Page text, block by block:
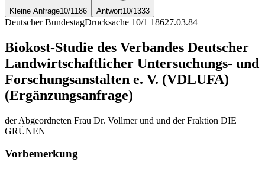
Kleine Anfrage10/1186 Antwort10/1333
Deutscher BundestagDrucksache 10/1 18627.03.84
Biokost-Studie des Verbandes Deutscher
Landwirtschaftlicher Untersuchungs- und
Forschungsanstalten e. V. (VDLUFA)
(Ergänzungsanfrage)
der Abgeordneten Frau Dr. Vollmer und und der Fraktion DIE
GRÜNEN
Vorbemerkung